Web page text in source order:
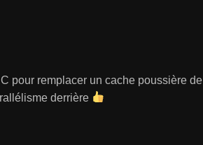
pour remplacer un cache poussière de
derrière